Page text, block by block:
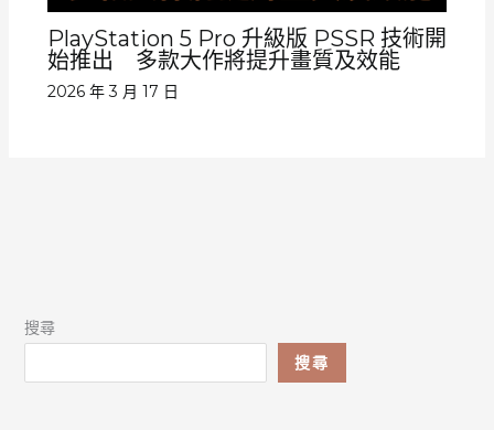
PlayStation 5 Pro 升級版 PSSR 技術開
始推出 多款大作將提升畫質及效能
2026 年 3 月 17 日
搜尋
搜尋